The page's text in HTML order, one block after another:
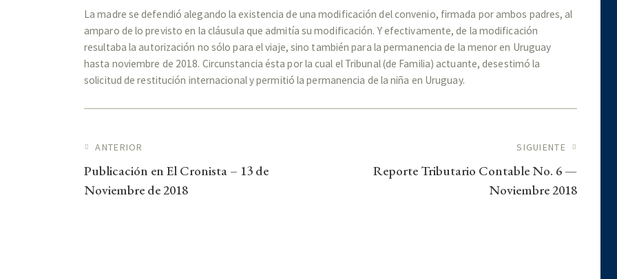
La madre se defendió alegando la existencia de una modificación del convenio, firmada por ambos padres, al
amparo de lo previsto en la cláusula que admitía su modificación. Y efectivamente, de la modificación
resultaba la autorización no sólo para el viaje, sino también para la permanencia de la menor en Uruguay
hasta noviembre de 2018. Circunstancia ésta por la cual el Tribunal (de Familia) actuante, desestimó la
solicitud de restitución internacional y permitió la permanencia de la niña en Uruguay.
ANTERIOR
Publicación en El Cronista – 13 de
Noviembre de 2018
SIGUIENTE
Reporte Tributario Contable No. 6 —
Noviembre 2018